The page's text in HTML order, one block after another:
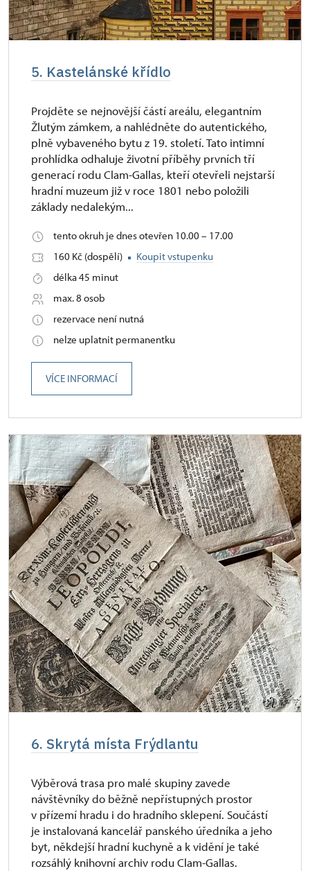
5. Kastelánské křídlo
Projděte se nejnovější částí areálu, elegantním
Žlutým zámkem, a nahlédněte do autentického,
plně vybaveného bytu z 19. století. Tato intimní
prohlídka odhaluje životní příběhy prvních tří
generací rodu Clam-Gallas, kteří otevřeli nejstarší
hradní muzeum již v roce 1801 nebo položili
základy nedalekým...
tento okruh je dnes otevřen 10.00 – 17.00
160 Kč (dospělí)
Koupit vstupenku
délka 45 minut
max. 8 osob
rezervace není nutná
nelze uplatnit permanentku
VÍCE INFORMACÍ
6. Skrytá místa Frýdlantu
Výběrová trasa pro malé skupiny zavede
návštěvníky do běžně nepřístupných prostor
v přízemí hradu i do hradního sklepení. Součástí
je instalovaná kancelář panského úředníka a jeho
byt, někdejší hradní kuchyně a k vidění je také
rozsáhlý knihovní archiv rodu Clam-Gallas.